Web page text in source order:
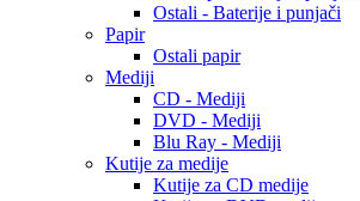
Ostali - Baterije i punjači
Papir
Ostali papir
Mediji
CD - Mediji
DVD - Mediji
Blu Ray - Mediji
Kutije za medije
Kutije za CD medije